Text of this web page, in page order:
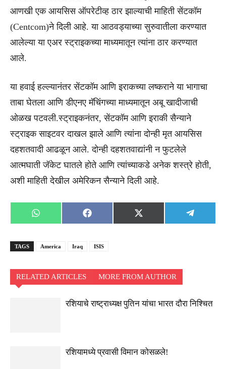
आणखी एक आयसिस ऑपरेटीव्ह ठार झाल्याची माहिती सेंटकॉम
(Centcom)ने दिली आहे. या आठवड्याच्या सुरुवातीला करण्यात
आलेल्या या एअर स्ट्राइकच्या माध्यमातून त्यांना ठार करण्यात
आले.
या हवाई हल्ल्यानंतर सेंटकॉम आणि इराकच्या लष्कराने या भागाचा
ताबा घेतला आणि डीएनए मॅचिंगच्या माध्यमातून अबू खादीजाची
ओळख पटवली.स्ट्राइकनंतर, सेंटकॉम आणि इराकी सैन्याने
स्ट्राइक साइटवर दाखल झाले आणि त्यांना दोन्ही मृत आयसिस
दहशतवादी आढळून आले. दोन्ही दहशतवाद्यांनी न फुटलेले
आत्मघाती जॅकेट घातले होते आणि त्यांच्याकडे अनेक शस्त्रे होती,
अशी माहिती देखील अमेरिकन सैन्याने दिली आहे.
Share
on
WhatsApp
Share
on
Facebook
Share
on
X
(Twitter)
Share
on
TAGS America Iraq ISIS
RELATED ARTICLES MORE FROM AUTHOR
रशियाचे राष्ट्राध्यक्ष पुतिन यांचा भारत दौरा निश्चित
रशियामध्ये प्रवासी विमान कोसळले!